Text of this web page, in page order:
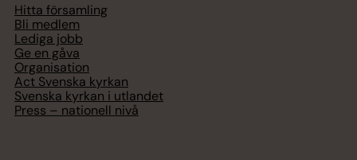
Hitta församling
Bli medlem
Lediga jobb
Ge en gåva
Organisation
Act Svenska kyrkan
Svenska kyrkan i utlandet
Press – nationell nivå